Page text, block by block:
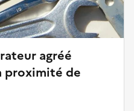
agréé
proximité de